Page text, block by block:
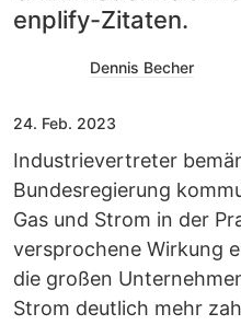
enplify-Zitaten.
Dennis Becher
24. Feb. 2023
Industrievertreter
Bundesregierung
Gas und Strom in der
versprochene Wirkung
die großen
Strom deutlich mehr